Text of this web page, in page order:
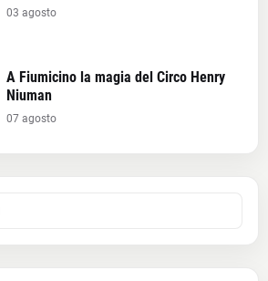
03 agosto
A Fiumicino la magia del Circo Henry
Niuman
07 agosto